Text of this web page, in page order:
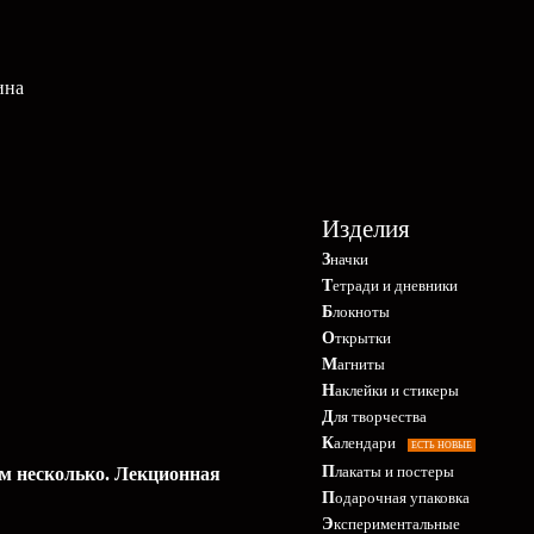
несколько. Лекционная
Изделия
Значки
Тетради и дневники
Блокноты
Открытки
Магниты
Наклейки и стикеры
Для творчества
Календари
ЕСТЬ НОВЫЕ
Плакаты и постеры
Подарочная упаковка
Экспериментальные